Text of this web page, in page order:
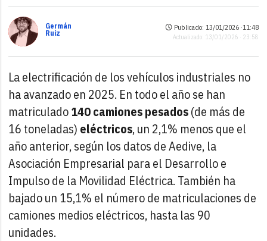
Germán
Ruiz
Publicado: 13/01/2026 ·11:48
Actualizado: 13/01/2026 · 23:58
La electrificación de los vehículos industriales no
ha avanzado en 2025. En todo el año se han
matriculado140 camiones pesados(de más de
16 toneladas) eléctricos, un 2,1% menos que el
año anterior, según los datos de Aedive, la
Asociación Empresarial para el Desarrollo e
Impulso de la Movilidad Eléctrica. También ha
bajado un 15,1% el número de matriculaciones de
camiones medios eléctricos, hasta las 90
unidades.